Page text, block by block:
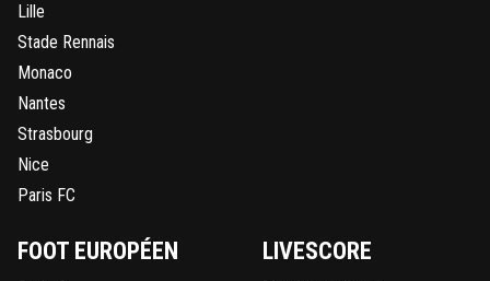
Lille
Stade Rennais
Monaco
Nantes
Strasbourg
Nice
Paris FC
FOOT EUROPÉEN LIVESCORE